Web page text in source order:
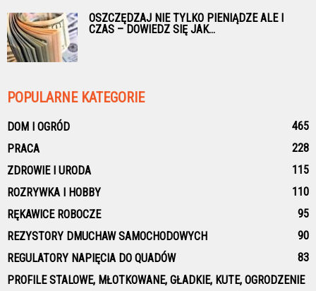
OSZCZĘDZAJ NIE TYLKO PIENIĄDZE ALE I
CZAS – DOWIEDZ SIĘ JAK...
POPULARNE KATEGORIE
DOM I OGRÓD
465
PRACA
228
ZDROWIE I URODA
115
ROZRYWKA I HOBBY
110
RĘKAWICE ROBOCZE
95
REZYSTORY DMUCHAW SAMOCHODOWYCH
90
REGULATORY NAPIĘCIA DO QUADÓW
83
PROFILE STALOWE, MŁOTKOWANE, GŁADKIE, KUTE, OGRODZENIE